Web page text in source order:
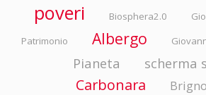
poveri
Biosphera2.0
Patrimonio
Albergo
Pianeta scherma
Carbonara